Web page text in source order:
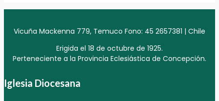
Vicuña Mackenna 779, Temuco Fono: 45 2657381 | Chile
Erigida el 18 de octubre de 1925.
Perteneciente a la Provincia Eclesiástica de Concepción.
Iglesia Diocesana